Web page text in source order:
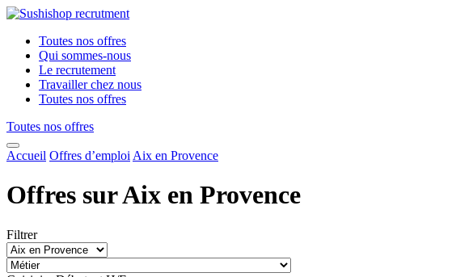
Toutes nos offres
Qui sommes-nous
Le recrutement
Travailler chez nous
Toutes nos offres
Toutes nos offres
Accueil Offres d’emploi Aix en Provence
Offres sur Aix en Provence
Filtrer